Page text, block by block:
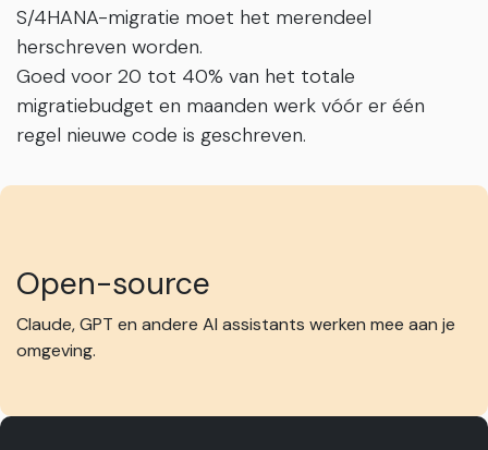
S/4HANA-migratie moet het merendeel
herschreven worden.
Goed voor 20 tot 40% van het totale
migratiebudget en maanden werk vóór er één
regel nieuwe code is geschreven.
Open-source
Claude, GPT en andere AI assistants werken mee aan je
omgeving.